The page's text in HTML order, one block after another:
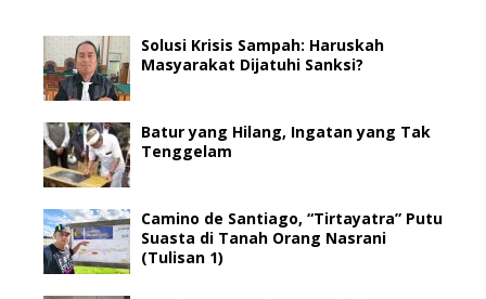
Solusi Krisis Sampah: Haruskah
Masyarakat Dijatuhi Sanksi?
Batur yang Hilang, Ingatan yang Tak
Tenggelam
Camino de Santiago, “Tirtayatra” Putu
Suasta di Tanah Orang Nasrani
(Tulisan 1)